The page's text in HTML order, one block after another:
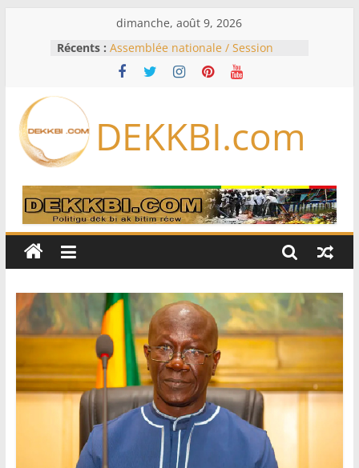
dimanche, août 9, 2026
Récents : Assemblée nationale / Session
extraordinaire: Six commissions
d’enquête à l’ordre du jour ce lundi
Bénin: Patrice Talon élu président
du Sénat, moins de trois mois
Pakistan et la Turquie signent un
accord de défense
RD Congo: Kinshasa interdit les
exportations de cuivre et de cobalt
production
DEKKBI.com